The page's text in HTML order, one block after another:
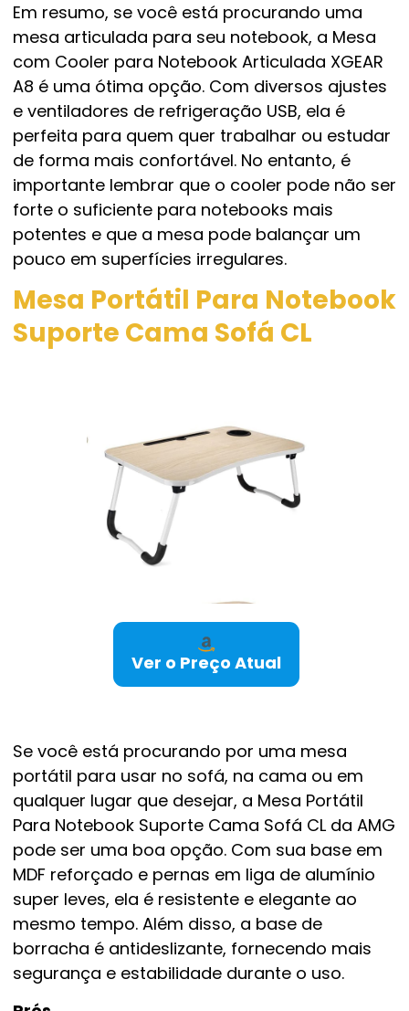
Em resumo, se você está procurando uma
mesa articulada para seu notebook, a Mesa
com Cooler para Notebook Articulada XGEAR
A8 é uma ótima opção. Com diversos ajustes
e ventiladores de refrigeração USB, ela é
perfeita para quem quer trabalhar ou estudar
de forma mais confortável. No entanto, é
importante lembrar que o cooler pode não ser
forte o suficiente para notebooks mais
potentes e que a mesa pode balançar um
pouco em superfícies irregulares.
Mesa Portátil Para Notebook
Suporte Cama Sofá CL
Ver o Preço Atual
Se você está procurando por uma mesa
portátil para usar no sofá, na cama ou em
qualquer lugar que desejar, a Mesa Portátil
Para Notebook Suporte Cama Sofá CL da AMG
pode ser uma boa opção. Com sua base em
MDF reforçado e pernas em liga de alumínio
super leves, ela é resistente e elegante ao
mesmo tempo. Além disso, a base de
borracha é antideslizante, fornecendo mais
segurança e estabilidade durante o uso.